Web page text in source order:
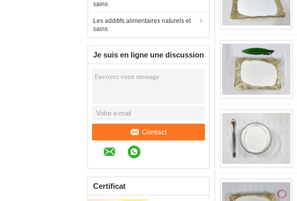
sains
Les additifs alimentaires naturels et
sains
Je suis en ligne une discussion
en ligne
Contact
Certificat